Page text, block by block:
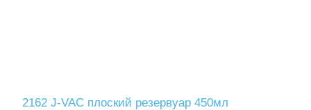
2162 J-VAC плоский резервуар 450мл